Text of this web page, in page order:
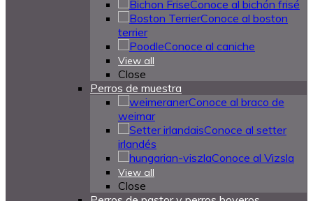
Conoce al bichón frisé
Conoce al boston
terrier
Conoce al caniche
View all
Close
Perros de muestra
Conoce al braco de
weimar
Conoce al setter
irlandés
Conoce al Vizsla
View all
Close